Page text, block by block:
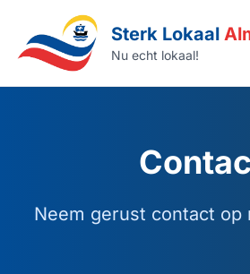
Sterk Lokaal
Nu echt lokaal!
Neem gerust contact op